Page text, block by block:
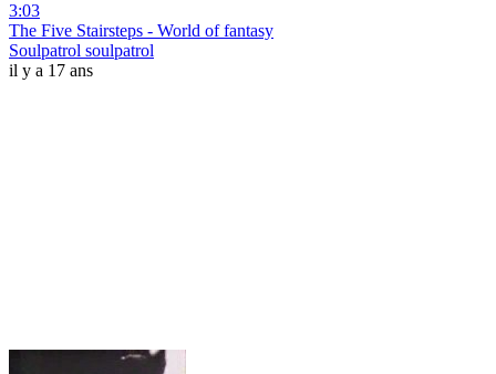
3:03
The Five Stairsteps - World of fantasy
Soulpatrol soulpatrol
il y a 17 ans